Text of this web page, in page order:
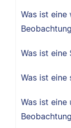
Was ist eine
Was ist eine
Was ist eine
Was ist eine